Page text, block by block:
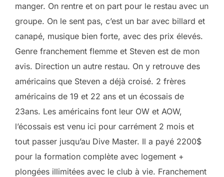
manger. On rentre et on part pour le restau avec un
groupe. On le sent pas, c’est un bar avec billard et
canapé, musique bien forte, avec des prix élevés.
Genre franchement flemme et Steven est de mon
avis. Direction un autre restau. On y retrouve des
américains que Steven a déjà croisé. 2 frères
américains de 19 et 22 ans et un écossais de
23ans. Les américains font leur OW et AOW,
l’écossais est venu ici pour carrément 2 mois et
tout passer jusqu’au Dive Master. Il a payé 2200$
pour la formation complète avec logement +
plongées illimitées avec le club à vie. Franchement